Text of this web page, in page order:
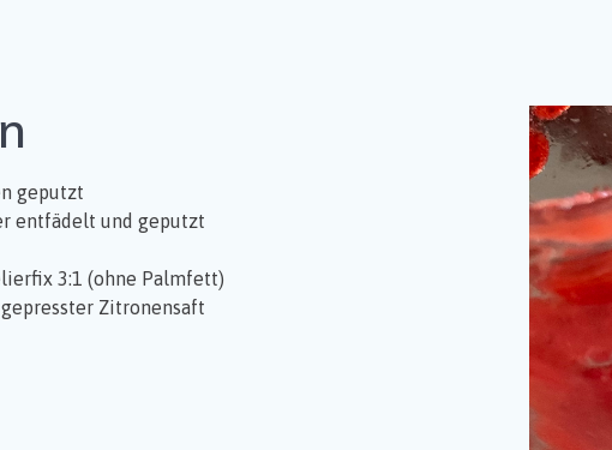
geputzt
entfädelt und geputzt
3:1 (ohne Palmfett)
Zitronensaft